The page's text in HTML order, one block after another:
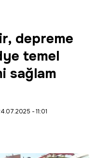
depreme
temel
sağlam
- 11:01